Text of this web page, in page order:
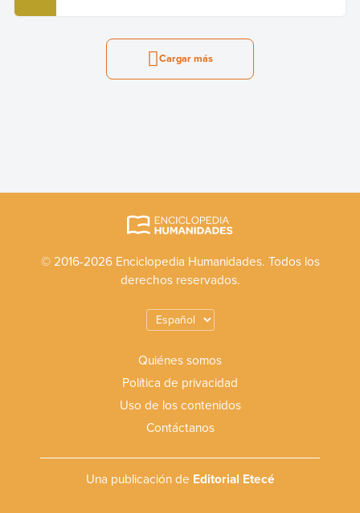
Cargar más
© 2016-2026 Enciclopedia Humanidades. Todos los
derechos reservados.
Quiénes somos
Política de privacidad
Uso de los contenidos
Contáctanos
Una publicación de Editorial Etecé